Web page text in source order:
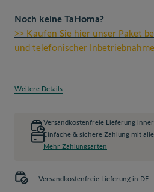
Noch keine TaHoma?
>> Kaufen Sie hier unser Paket
und telefonischer Inbetriebnahme
Weitere Details
Versandkostenfreie Lieferung
Einfache & sichere Zahlung mit
Mehr Zahlungsarten
Versandkostenfreie Lieferung in DE